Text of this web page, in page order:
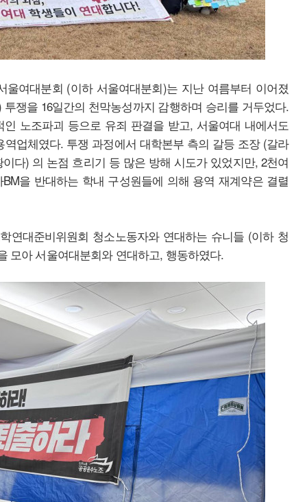
여대분회 (이하 서울여대분회)는 지난 여름부터 이어졌
쟁을 16일간의 천막농성까지 감행하며 승리를 거두었다.
노조파괴 등으로 유죄 판결을 받고, 서울여대 내에서도
역업체였다. 투쟁 과정에서 대학본부 측의 갈등 조장 (갈라
다) 의 논점 흐리기 등 많은 방해 시도가 있었지만, 2천여
을 반대하는 학내 구성원들에 의해 용역 재계약은 결렬
연대준비위원회 청소노동자와 연대하는 슈니들 (이하 청
모아 서울여대분회와 연대하고, 행동하였다.